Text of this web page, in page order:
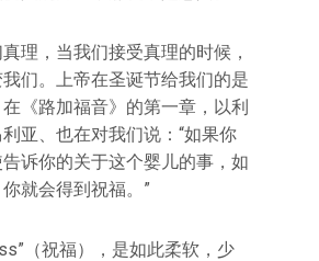
理，当我们接受真理的时候，
们。上帝在圣诞节给我们的是
《路加福音》的第一章，以利
亚、也在对我们说：“如果你
诉你的关于这个婴儿的事，如
就会得到祝福。”
（祝福），是如此柔软，少